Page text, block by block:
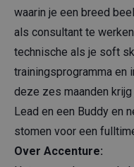
waarin je een breed
als consultant te
technische als je soft
trainingsprogramma en
deze zes maanden
Lead en een Buddy en
stomen voor een
Over Accenture: